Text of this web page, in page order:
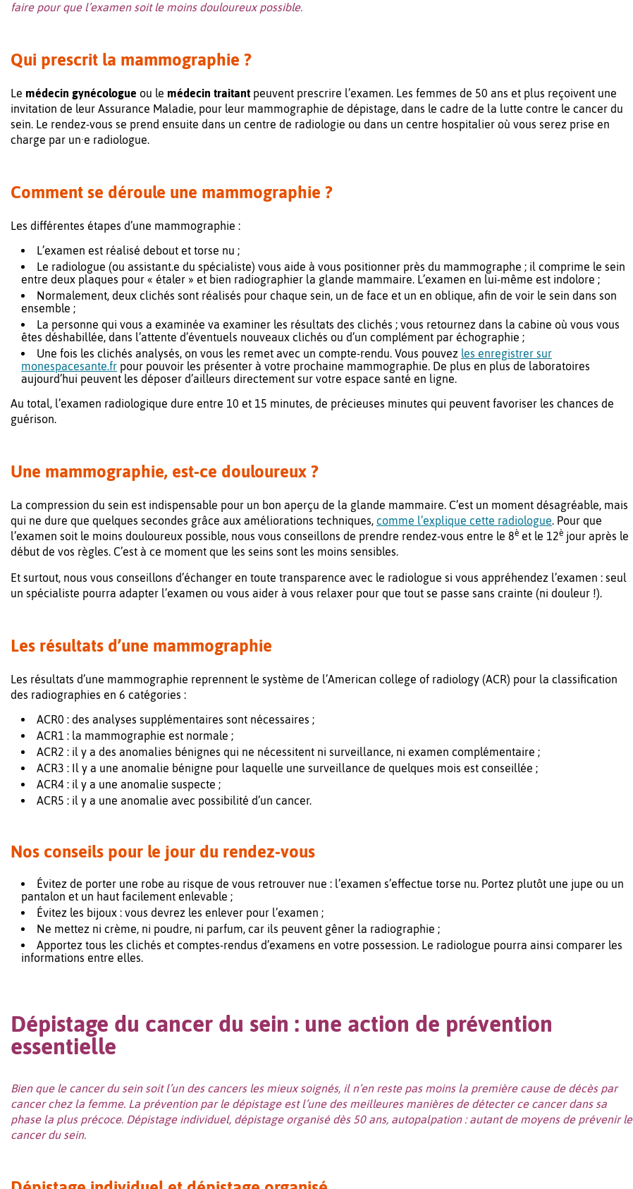
faire pour que l’examen soit le moins douloureux possible.
Qui prescrit la mammographie ?
Le médecin gynécologue ou le médecin traitant peuvent prescrire l’examen. Les femmes de 50 ans et plus reçoivent une
invitation de leur Assurance Maladie, pour leur mammographie de dépistage, dans le cadre de la lutte contre le cancer du
sein. Le rendez-vous se prend ensuite dans un centre de radiologie ou dans un centre hospitalier où vous serez prise en
charge par un·e radiologue.
Comment se déroule une mammographie ?
Les différentes étapes d’une mammographie :
L’examen est réalisé debout et torse nu ;
Le radiologue (ou assistant.e du spécialiste) vous aide à vous positionner près du mammographe ; il comprime le sein
entre deux plaques pour « étaler » et bien radiographier la glande mammaire. L’examen en lui-même est indolore ;
Normalement, deux clichés sont réalisés pour chaque sein, un de face et un en oblique, afin de voir le sein dans son
ensemble ;
La personne qui vous a examinée va examiner les résultats des clichés ; vous retournez dans la cabine où vous vous
êtes déshabillée, dans l’attente d’éventuels nouveaux clichés ou d’un complément par échographie ;
Une fois les clichés analysés, on vous les remet avec un compte-rendu. Vous pouvez les enregistrer sur
monespacesante.fr pour pouvoir les présenter à votre prochaine mammographie. De plus en plus de laboratoires
aujourd’hui peuvent les déposer d’ailleurs directement sur votre espace santé en ligne.
Au total, l’examen radiologique dure entre 10 et 15 minutes, de précieuses minutes qui peuvent favoriser les chances de
guérison.
Une mammographie, est-ce douloureux ?
La compression du sein est indispensable pour un bon aperçu de la glande mammaire. C’est un moment désagréable, mais
qui ne dure que quelques secondes grâce aux améliorations techniques, comme l’explique cette radiologue. Pour que
l’examen soit le moins douloureux possible, nous vous conseillons de prendre rendez-vous entre le 8è et le 12è jour après le
début de vos règles. C’est à ce moment que les seins sont les moins sensibles.
Et surtout, nous vous conseillons d’échanger en toute transparence avec le radiologue si vous appréhendez l’examen : seul
un spécialiste pourra adapter l’examen ou vous aider à vous relaxer pour que tout se passe sans crainte (ni douleur !).
Les résultats d’une mammographie
Les résultats d’une mammographie reprennent le système de l’American college of radiology (ACR) pour la classification
des radiographies en 6 catégories :
ACR0 : des analyses supplémentaires sont nécessaires ;
ACR1 : la mammographie est normale ;
ACR2 : il y a des anomalies bénignes qui ne nécessitent ni surveillance, ni examen complémentaire ;
ACR3 : Il y a une anomalie bénigne pour laquelle une surveillance de quelques mois est conseillée ;
ACR4 : il y a une anomalie suspecte ;
ACR5 : il y a une anomalie avec possibilité d’un cancer.
Nos conseils pour le jour du rendez-vous
Évitez de porter une robe au risque de vous retrouver nue : l’examen s’effectue torse nu. Portez plutôt une jupe ou un
pantalon et un haut facilement enlevable ;
Évitez les bijoux : vous devrez les enlever pour l’examen ;
Ne mettez ni crème, ni poudre, ni parfum, car ils peuvent gêner la radiographie ;
Apportez tous les clichés et comptes-rendus d’examens en votre possession. Le radiologue pourra ainsi comparer les
informations entre elles.
Dépistage du cancer du sein : une action de prévention
essentielle
Bien que le cancer du sein soit l’un des cancers les mieux soignés, il n’en reste pas moins la première cause de décès par
cancer chez la femme. La prévention par le dépistage est l’une des meilleures manières de détecter ce cancer dans sa
phase la plus précoce. Dépistage individuel, dépistage organisé dès 50 ans, autopalpation : autant de moyens de prévenir le
cancer du sein.